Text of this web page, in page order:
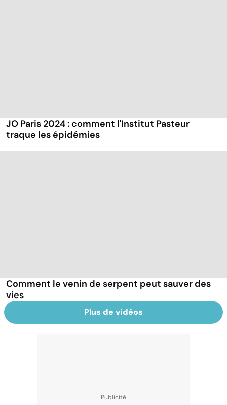
JO Paris 2024 : comment l'Institut Pasteur
traque les épidémies
Comment le venin de serpent peut sauver des
vies
Plus de vidéos